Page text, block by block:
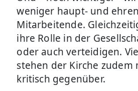
weniger haupt- und
Mitarbeitende.
ihre Rolle in der
oder auch verteidigen.
stehen der Kirche zudem
kritisch gegenüber.